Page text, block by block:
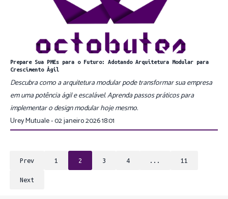
Prepare Sua PMEs para o Futuro: Adotando Arquitetura Modular para
Crescimento Ágil
Descubra como a arquitetura modular pode transformar sua empresa
em uma potência ágil e escalável. Aprenda passos práticos para
implementar o design modular hoje mesmo.
Urey Mutuale - 02 janeiro 2026 18:01
Prev 1 2 3 4 11
Next